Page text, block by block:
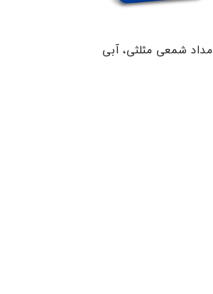
مداد شمعی مثلثی، آبی